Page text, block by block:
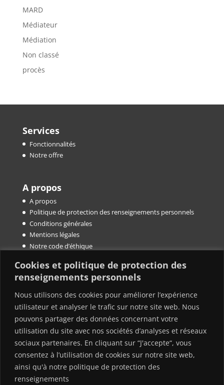
Cookies et politique de protection des
renseignements personnels
Nous utilisons des cookies pour améliorer l’expérience
utilisateur et analyser le trafic sur notre site web. Nous
pouvons partager des données concernant votre
utilisation du site avec nos sociétés d’analyses et réseaux
sociaux partenaires. En cliquant sur “J'accepte“, vous
consentez à l’utilisation de cookies sur notre site web,
ainsi qu'à notre politique de protection des
renseignements
MARD
Médiateur
Médiation
Non classé
procès
Services
Fonctionnalités
Notre offre
A propos
A propos
Politique de protection des renseignements personnels
Conditions générales
Mentions légales
Notre code d’éthique
Ressources
Tel : +1 (438) 793-9810
Qu’est-ce que la médiation ?
Qu’est-ce que l’arbitrage ?
Nos clauses de médiation et d’arbitrage
Fr/En
Contact